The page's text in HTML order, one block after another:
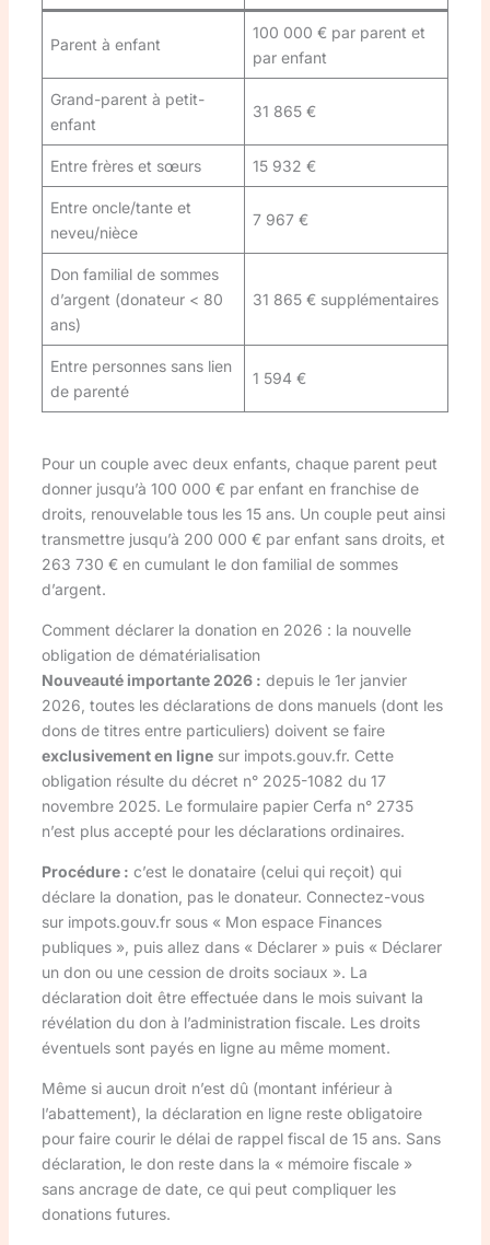
Parent à enfant
100 000 € par parent et
par enfant
Grand-parent à petit-
enfant
31 865 €
Entre frères et sœurs 15 932 €
Entre oncle/tante et
neveu/nièce
7 967 €
Don familial de sommes
d’argent (donateur < 80
ans)
31 865 € supplémentaires
Entre personnes sans lien
de parenté
1 594 €
Pour un couple avec deux enfants, chaque parent peut
donner jusqu’à 100 000 € par enfant en franchise de
droits, renouvelable tous les 15 ans. Un couple peut ainsi
transmettre jusqu’à 200 000 € par enfant sans droits, et
263 730 € en cumulant le don familial de sommes
d’argent.
Comment déclarer la donation en 2026 : la nouvelle
obligation de dématérialisation
Nouveauté importante 2026 : depuis le 1er janvier
2026, toutes les déclarations de dons manuels (dont les
dons de titres entre particuliers) doivent se faire
exclusivement en lignesur impots.gouv.fr. Cette
obligation résulte du décret n° 2025-1082 du 17
novembre 2025. Le formulaire papier Cerfa n° 2735
n’est plus accepté pour les déclarations ordinaires.
Procédure : c’est le donataire (celui qui reçoit) qui
déclare la donation, pas le donateur. Connectez-vous
sur impots.gouv.fr sous « Mon espace Finances
publiques », puis allez dans « Déclarer » puis « Déclarer
un don ou une cession de droits sociaux ». La
déclaration doit être effectuée dans le mois suivant la
révélation du don à l’administration fiscale. Les droits
éventuels sont payés en ligne au même moment.
Même si aucun droit n’est dû (montant inférieur à
l’abattement), la déclaration en ligne reste obligatoire
pour faire courir le délai de rappel fiscal de 15 ans. Sans
déclaration, le don reste dans la « mémoire fiscale »
sans ancrage de date, ce qui peut compliquer les
donations futures.